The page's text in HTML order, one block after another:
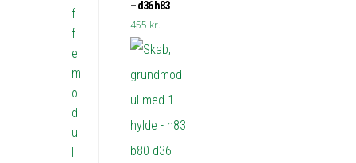
– d36 h83
455 kr.
f
f
e
m
o
d
u
l